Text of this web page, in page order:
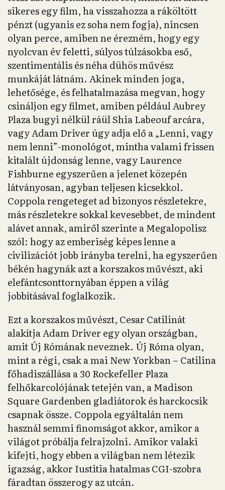
sikeres egy film, ha visszahozza a ráköltött
pénzt (ugyanis ez soha nem fogja), nincsen
olyan perce, amiben ne érezném, hogy egy
nyolcvan év feletti, súlyos túlzásokba eső,
szentimentális és néha dühös művész
munkáját látnám. Akinek minden joga,
lehetősége, és felhatalmazása megvan, hogy
csináljon egy filmet, amiben például Aubrey
Plaza bugyi nélkül ráül Shia Labeouf arcára,
vagy Adam Driver úgy adja elő a „Lenni, vagy
nem lenni”-monológot, mintha valami frissen
kitalált újdonság lenne, vagy Laurence
Fishburne egyszerűen a jelenet közepén
látványosan, agyban teljesen kicsekkol.
Coppola rengeteget ad bizonyos részletekre,
más részletekre sokkal kevesebbet, de mindent
alávet annak, amiről szerinte a Megalopolisz
szól: hogy az emberiség képes lenne a
civilizációt jobb irányba terelni, ha egyszerűen
békén hagynák azt a korszakos művészt, aki
elefántcsonttornyában éppen a világ
jobbításával foglalkozik.
Ezt a korszakos művészt, Cesar Catilinát
alakítja Adam Driver egy olyan országban,
amit Új Rómának neveznek. Új Róma olyan,
mint a régi, csak a mai New Yorkban – Catilina
főhadiszállása a 30 Rockefeller Plaza
felhőkarcolójának tetején van, a Madison
Square Gardenben gladiátorok és harckocsik
csapnak össze. Coppola egyáltalán nem
használ semmi finomságot akkor, amikor a
világot próbálja felrajzolni. Amikor valaki
kifejti, hogy ebben a világban nem létezik
igazság, akkor Iustitia hatalmas CGI-szobra
fáradtan összerogy az utcán.